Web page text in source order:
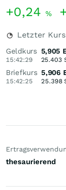
+0,24 %
Letzter Kurs
Geldkurs
15:42:29
5,905
25.403
Briefkurs
15:42:25
5,906
25.398
thesaurierend